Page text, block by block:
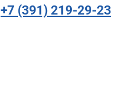
+7 (391) 219-29-23